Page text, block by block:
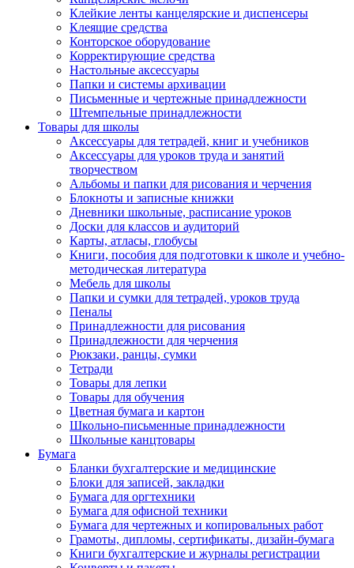
Клейкие ленты канцелярские и диспенсеры
Клеящие средства
Конторское оборудование
Корректирующие средства
Настольные аксессуары
Папки и системы архивации
Письменные и чертежные принадлежности
Штемпельные принадлежности
Товары для школы
Аксессуары для тетрадей, книг и учебников
Аксессуары для уроков труда и занятий
творчеством
Альбомы и папки для рисования и черчения
Блокноты и записные книжки
Дневники школьные, расписание уроков
Доски для классов и аудиторий
Карты, атласы, глобусы
Книги, пособия для подготовки к школе и учебно-
методическая литература
Мебель для школы
Папки и сумки для тетрадей, уроков труда
Пеналы
Принадлежности для рисования
Принадлежности для черчения
Рюкзаки, ранцы, сумки
Тетради
Товары для лепки
Товары для обучения
Цветная бумага и картон
Школьно-письменные принадлежности
Школьные канцтовары
Бумага
Бланки бухгалтерские и медицинские
Блоки для записей, закладки
Бумага для оргтехники
Бумага для офисной техники
Бумага для чертежных и копировальных работ
Грамоты, дипломы, сертификаты, дизайн-бумага
Книги бухгалтерские и журналы регистрации